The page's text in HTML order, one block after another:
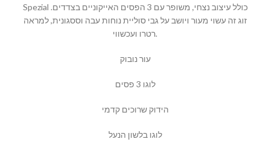
Spezial כולל עיצוב נצחי, משופר עם 3 הפסים האייקוניים בצדדים.
זוג זה עשוי מעור ויושב על גבי סוליית נוחות עבה וססגונית, למראה
רטרו ועכשווי.
עור נובוק
לוגו 3 פסים
הידוק שרוכים קדמי
לוגו בלשון הנעל